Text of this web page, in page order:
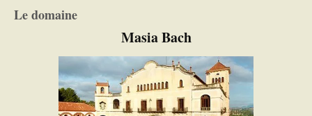
Le domaine
Masia Bach